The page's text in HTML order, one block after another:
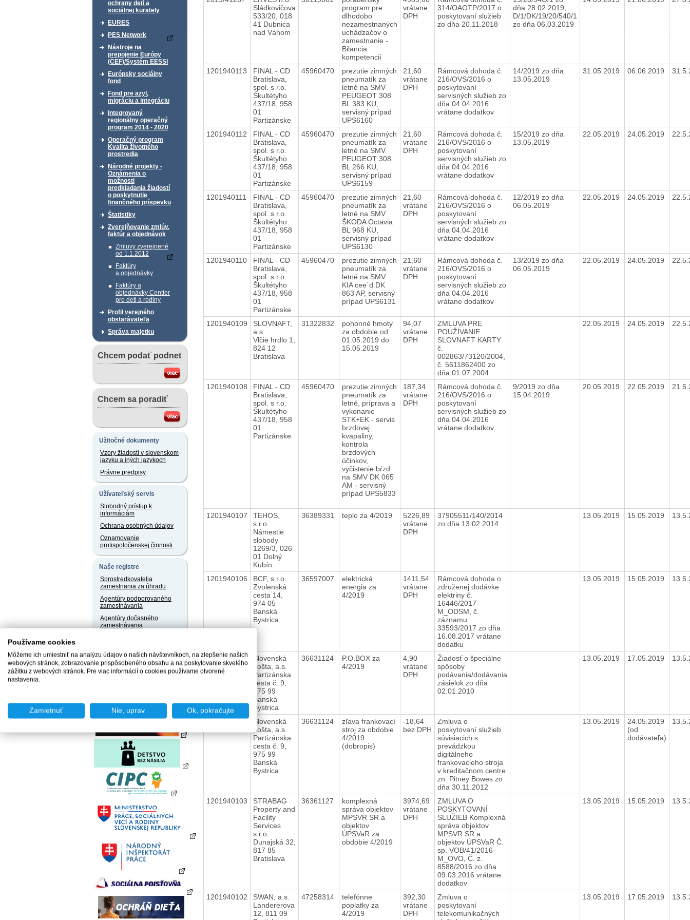
ochrany detí a
sociálnej kurately
EURES
PES Network
Nástroje na
prepojenie Európy
(CEF)/Systém EESSI
Európsky sociálny
fond
Fond pre azyl,
migráciu a integráciu
Integrovaný
regionálny operačný
program 2014 - 2020
Operačný program
Kvalita životného
prostredia
Národné projekty -
Oznámenia o
možnosti
predkladania žiadostí
o poskytnutie
finančného príspevku
Štatistiky
Zverejňovanie zmlúv,
faktúr a objednávok
Zmluvy zverejnené
od 1.1.2012
Faktúry
a objednávky
Faktúry a
objednávky Centier
pre deti a rodiny
Profil verejného
obstarávateľa
Správa majetku
Chcem podať podnet
Chcem sa poradiť
Užitočné dokumenty
Vzory žiadostí v slovenskom
jazyku a iných jazykoch
Právne predpisy
Užívateľský servis
Slobodný prístup k
informáciám
Ochrana osobných údajov
Oznamovanie
protispoločenskej činnosti
Naše registre
Sprostredkovatelia
zamestnania za úhradu
Agentúry podporovaného
zamestnávania
Agentúry dočasného
zamestnávania
Chránené dielne a
chránené pracoviská
Sládkovičova
533/20, 018
41 Dubnica
nad Váhom
program pre
dlhodobo
nezamestnaných
uchádzačov o
zamestnanie -
Bilancia
kompetencií
vrátane
DPH
314/OAOTP/2017 o
poskytovaní služieb
zo dňa 20.11.2018
dňa 28.02.2019,
D/1/DK/19/20/540/1
zo dňa 06.03.2019
1201940113
FINAL - CD
Bratislava,
spol. s r.o.
Škultétyho
437/18, 958
01
Partizánske
45960470
prezutie zimných
pneumatík za
letné na SMV
PEUGEOT 308
BL 383 KU,
servisný prípad
UPS6160
21,60
vrátane
DPH
Rámcová dohoda č.
216/OVS/2016 o
poskytovaní
servisných služieb zo
dňa 04.04.2016
vrátane dodatkov
14/2019 zo dňa
13.05.2019
31.05.2019 06.06.2019
1201940112
FINAL - CD
Bratislava,
spol. s r.o.
Škultétyho
437/18, 958
01
Partizánske
45960470
prezutie zimných
pneumatík za
letné na SMV
PEUGEOT 308
BL 266 KU,
servisný prípad
UPS6159
21,60
vrátane
DPH
Rámcová dohoda č.
216/OVS/2016 o
poskytovaní
servisných služieb zo
dňa 04.04.2016
vrátane dodatkov
15/2019 zo dňa
13.05.2019
22.05.2019 24.05.2019
1201940111
FINAL - CD
Bratislava,
spol. s r.o.
Škultétyho
437/18, 958
01
Partizánske
45960470
prezutie zimných
pneumatík za
letné na SMV
ŠKODA Octavia
BL 968 KU,
servisný prípad
UPS6130
21,60
vrátane
DPH
Rámcová dohoda č.
216/OVS/2016 o
poskytovaní
servisných služieb zo
dňa 04.04.2016
vrátane dodatkov
12/2019 zo dňa
06.05.2019
22.05.2019 24.05.2019
1201940110
FINAL - CD
Bratislava,
spol. s r.o.
Škultétyho
437/18, 958
01
Partizánske
45960470
prezutie zimných
pneumatík za
letné na SMV
KIA cee´d DK
863 AP, servisný
prípad UPS6131
21,60
vrátane
DPH
Rámcová dohoda č.
216/OVS/2016 o
poskytovaní
servisných služieb zo
dňa 04.04.2016
vrátane dodatkov
13/2019 zo dňa
06.05.2019
22.05.2019 24.05.2019
1201940109
SLOVNAFT,
a.s.
Vlčie hrdlo 1,
824 12
Bratislava
31322832
pohonné hmoty
za obdobie od
01.05.2019 do
15.05.2019
94,07
vrátane
DPH
ZMLUVA PRE
POUŽÍVANIE
SLOVNAFT KARTY
č.
002863/73120/2004,
č. 5611862400 zo
dňa 01.07.2004
22.05.2019 24.05.2019
1201940108
FINAL - CD
Bratislava,
spol. s r.o.
Škultétyho
437/18, 958
01
Partizánske
45960470
prezutie zimných
pneumatík za
letné, príprava a
vykonanie
STK+EK - servis
brzdovej
kvapaliny,
kontrola
brzdových
účinkov,
vyčistenie bŕzd
na SMV DK 065
AM - servisný
prípad UPS5833
187,34
vrátane
DPH
Rámcová dohoda č.
216/OVS/2016 o
poskytovaní
servisných služieb zo
dňa 04.04.2016
vrátane dodatkov
9/2019 zo dňa
15.04.2019
20.05.2019 22.05.2019
1201940107
TEHOS,
s.r.o.
Námestie
slobody
1269/3, 026
01 Dolný
Kubín
36389331 teplo za 4/2019
5226,89
vrátane
DPH
37905511/140/2014
zo dňa 13.02.2014
13.05.2019 15.05.2019
1201940106
BCF, s.r.o.
Zvolenská
cesta 14,
974 05
Banská
Bystrica
36597007
elektrická
energia za
4/2019
1411,54
vrátane
DPH
Rámcová dohoda o
združenej dodávke
elektriny č.
16446/2017-
M_ODSM, č.
záznamu
33593/2017 zo dňa
16.08.2017 vrátane
dodatku
13.05.2019 15.05.2019
1201940105
Slovenská
pošta, a.s.
Partizánska
cesta č. 9,
975 99
Banská
Bystrica
36631124
P.O.BOX za
4/2019
4,90
vrátane
DPH
Žiadosť o špeciálne
spôsoby
podávania/dodávania
zásielok zo dňa
02.01.2010
13.05.2019 17.05.2019
1201940104
Slovenská
pošta, a.s.
Partizánska
cesta č. 9,
975 99
Banská
Bystrica
36631124
zľava frankovací
stroj za obdobie
4/2019
(dobropis)
-18,64
bez DPH
Zmluva o
poskytovaní služieb
súvisiacich s
prevádzkou
digitálneho
frankovacieho stroja
v kreditačnom centre
zn. Pitney Bowes zo
dňa 30.11.2012
13.05.2019
24.05.2019
(od
dodávateľa)
1201940103
STRABAG
Property and
Facility
Services
s.r.o.
Dunajská 32,
817 85
Bratislava
36361127
komplexná
správa objektov
MPSVR SR a
objektov
ÚPSVaR za
obdobie 4/2019
3974,69
vrátane
DPH
ZMLUVA O
POSKYTOVANÍ
SLUŽIEB Komplexná
správa objektov
MPSVR SR a
objektov ÚPSVaR Č.
sp. VOB/41/2016-
M_OVO, Č. z.
8588/2016 zo dňa
09.03.2016 vrátane
dodatkov
13.05.2019 15.05.2019
1201940102
SWAN, a.s.
Landererova
12, 811 09
47258314
telefónne
poplatky za
4/2019
392,30
vrátane
DPH
Zmluva o
poskytovaní
telekomunikačných
13.05.2019 17.05.2019
Používame cookies
Môžeme ich umiestniť na analýzu údajov o našich návštevníkoch, na zlepšenie našich
webových stránok, zobrazovanie prispôsobeného obsahu a na poskytovanie skvelého
zážitku z webových stránok. Pre viac informácií o cookies používame otvorené
nastavenia.
Zamietnuť Nie, uprav Ok, pokračujte